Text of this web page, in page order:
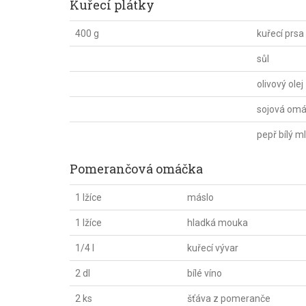
Kuřecí plátky
400 g kuřecí prsa
sůl
olivový olej
sojová
pepř bílý
Pomerančová omáčka
1 lžíce máslo
1 lžíce hladká mouka
1/4 l kuřecí vývar
2 dl bílé víno
2 ks šťáva z pomeranče